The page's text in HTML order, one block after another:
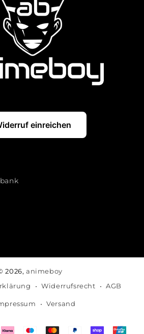
einreichen
2026, animeboy
Widerrufsrecht AGB
Versand